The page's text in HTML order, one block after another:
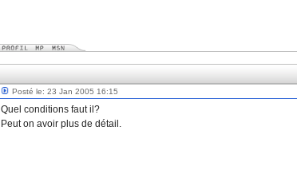
Posté le: 23 Jan 2005 16:15
Quel conditions faut il?
Peut on avoir plus de détail.